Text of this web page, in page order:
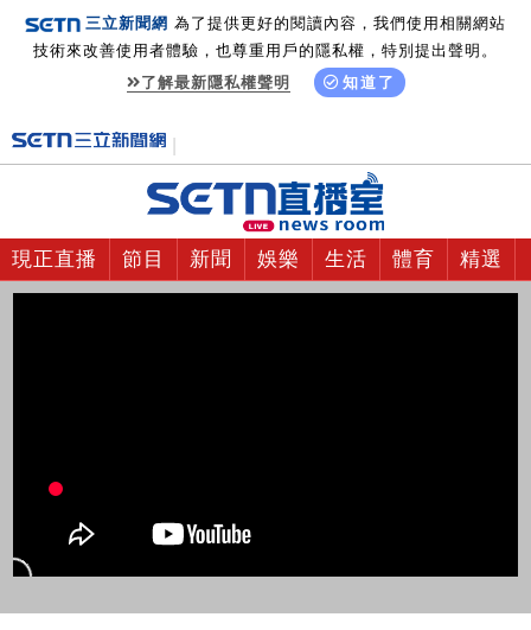
三立新聞網 為了提供更好的閱讀內容，我們使用相關網站
技術來改善使用者體驗，也尊重用戶的隱私權，特別提出聲明。
了解最新隱私權聲明
知道了
現正直播 節目 新聞 娛樂 生活 體育 精選